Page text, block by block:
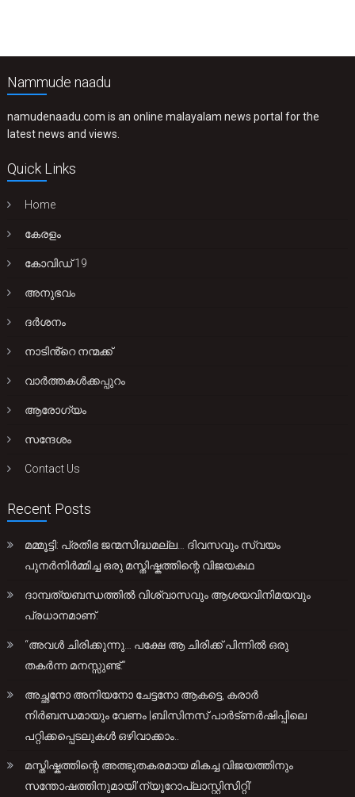
Nammude naadu
namudenaadu.com is an online malayalam news portal for the
latest news and views.
Quick Links
Home
കേരളം
കോവിഡ് 19
അനുഭവം
ദർശനം
നാടിൻ്റെ നന്മക്ക്
വാർത്തകൾക്കപ്പുറം
ആരോഗ്യം
സന്ദേശം
Contact Us
Recent Posts
മമ്മൂട്ടി: പ്രതിഭ ജന്മസിദ്ധമല്ല… ദിവസവും സ്വയം
പുനർനിർമ്മിച്ച ഒരു മസ്തിഷ്കത്തിന്റെ വിജയകഥ
ദാമ്പത്യബന്ധത്തിൽ വിശ്വാസവും ആശയവിനിമയവും
പ്രധാനമാണ്.
“അവൾ ചിരിക്കുന്നു… പക്ഷേ ആ ചിരിക്ക് പിന്നിൽ ഒരു
തകർന്ന മനസ്സുണ്ട്.”
അച്ഛനോ അനിയനോ ചേട്ടനോ ആകട്ടെ, കരാർ
നിർബന്ധമായും വേണം |ബിസിനസ് പാർട്ണർഷിപ്പിലെ
പറ്റിക്കപ്പെടലുകൾ ഒഴിവാക്കാം..
മസ്തിഷ്കത്തിന്റെ അത്ഭുതകരമായ മികച്ച വിജയത്തിനും
സന്തോഷത്തിനുമായി’ന്യൂറോപ്ലാസ്റ്റിസിറ്റി’